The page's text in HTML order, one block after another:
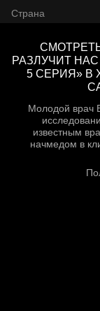
Страна
РАЗЛУЧИТ
5 СЕРИЯ» В
Молодой врач
известным
начмедом в